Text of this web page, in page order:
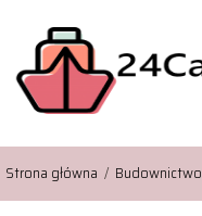
Strona główna / Budownictwo